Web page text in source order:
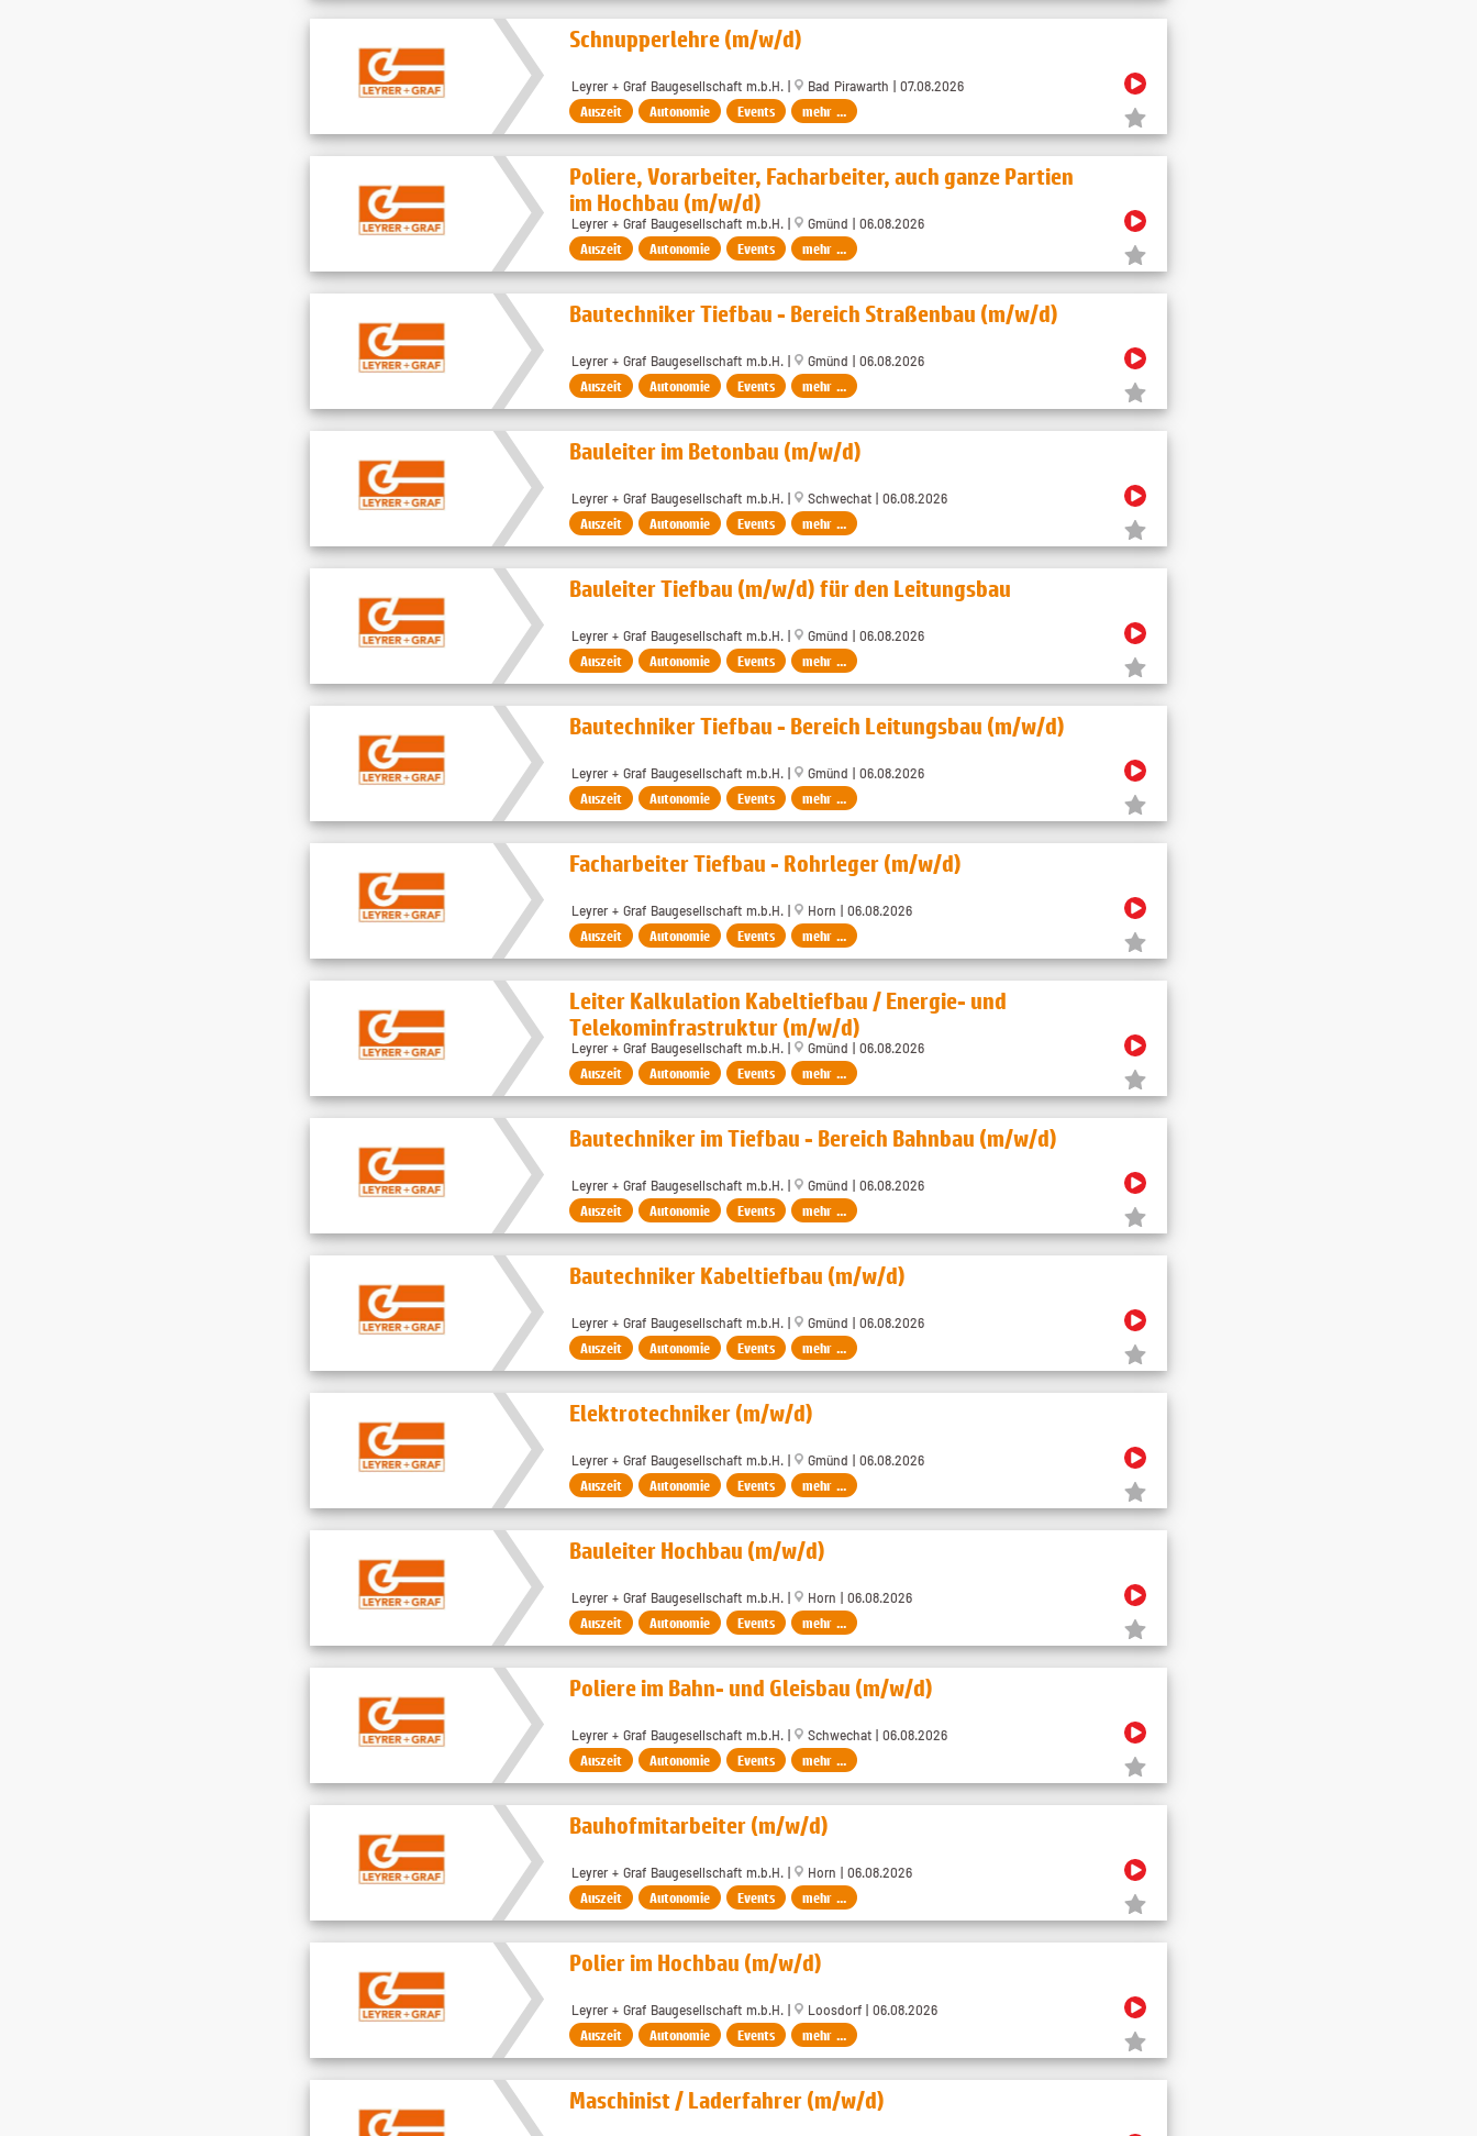
Schnupperlehre (m/w/d)
Leyrer + Graf Baugesellschaft m.b.H. | Bad Pirawarth | 07.08.2026
Auszeit Autonomie Events mehr ...
Poliere, Vorarbeiter, Facharbeiter, auch ganze Partien
im Hochbau (m/w/d)
Leyrer + Graf Baugesellschaft m.b.H. | Gmünd | 06.08.2026
Auszeit Autonomie Events mehr ...
Bautechniker Tiefbau - Bereich Straßenbau (m/w/d)
Leyrer + Graf Baugesellschaft m.b.H. | Gmünd | 06.08.2026
Auszeit Autonomie Events mehr ...
Bauleiter im Betonbau (m/w/d)
Leyrer + Graf Baugesellschaft m.b.H. | Schwechat | 06.08.2026
Auszeit Autonomie Events mehr ...
Bauleiter Tiefbau (m/w/d) für den Leitungsbau
Leyrer + Graf Baugesellschaft m.b.H. | Gmünd | 06.08.2026
Auszeit Autonomie Events mehr ...
Bautechniker Tiefbau - Bereich Leitungsbau (m/w/d)
Leyrer + Graf Baugesellschaft m.b.H. | Gmünd | 06.08.2026
Auszeit Autonomie Events mehr ...
Facharbeiter Tiefbau - Rohrleger (m/w/d)
Leyrer + Graf Baugesellschaft m.b.H. | Horn | 06.08.2026
Auszeit Autonomie Events mehr ...
Leiter Kalkulation Kabeltiefbau / Energie- und
Telekominfrastruktur (m/w/d)
Leyrer + Graf Baugesellschaft m.b.H. | Gmünd | 06.08.2026
Auszeit Autonomie Events mehr ...
Bautechniker im Tiefbau - Bereich Bahnbau (m/w/d)
Leyrer + Graf Baugesellschaft m.b.H. | Gmünd | 06.08.2026
Auszeit Autonomie Events mehr ...
Bautechniker Kabeltiefbau (m/w/d)
Leyrer + Graf Baugesellschaft m.b.H. | Gmünd | 06.08.2026
Auszeit Autonomie Events mehr ...
Elektrotechniker (m/w/d)
Leyrer + Graf Baugesellschaft m.b.H. | Gmünd | 06.08.2026
Auszeit Autonomie Events mehr ...
Bauleiter Hochbau (m/w/d)
Leyrer + Graf Baugesellschaft m.b.H. | Horn | 06.08.2026
Auszeit Autonomie Events mehr ...
Poliere im Bahn- und Gleisbau (m/w/d)
Leyrer + Graf Baugesellschaft m.b.H. | Schwechat | 06.08.2026
Auszeit Autonomie Events mehr ...
Bauhofmitarbeiter (m/w/d)
Leyrer + Graf Baugesellschaft m.b.H. | Horn | 06.08.2026
Auszeit Autonomie Events mehr ...
Polier im Hochbau (m/w/d)
Leyrer + Graf Baugesellschaft m.b.H. | Loosdorf | 06.08.2026
Auszeit Autonomie Events mehr ...
Maschinist / Laderfahrer (m/w/d)